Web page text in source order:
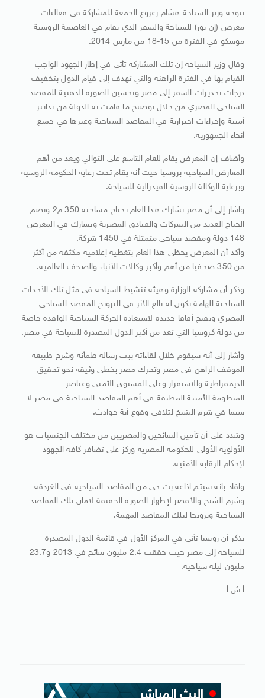
يتوجه وزير السياحة هشام زعزوع الجمعة للمشاركة في فعاليات
معرض (إن تور) للسياحة والسفر الذي يقام في العاصمة الروسية
موسكو في الفترة من 15-18 من مارس 2014.
وقال وزير السياحة إن تلك المشاركة تأتى في إطار الجهود الواجب
القيام بها في الفترة الراهنة والتي تهدف إلى قيام الدول بتخفيف
درجات تحذيرات السفر إلى مصر وتحسين الصورة الذهنية للمقصد
السياحي المصري من خلال توضيح ما قامت به الدولة من تدابير
أمنية وإجراءات احترازية في المقاصد السياحية وغيرها في جميع
أنحاء الجمهورية.
وأضاف إن المعرض يقام للعام التاسع على التوالي ويعد من أهم
المعارض السياحية بروسيا حيث أنه يقام تحت رعاية الحكومة الروسية
وبرعاية الوكالة الروسية الفيدرالية للسياحة.
واشار إلى أن مصر تشارك هذا العام بجناح مساحته 350 م2 ويضم
الجناح العديد من الشركات والفنادق المصرية ويشارك في المعرض
148 دولة ومقصد سياحى متمثلة في 1450 شركة.
وأكد أن المعرض يحظى هذا العام بتغطية إعلامية مكثفة من أكثر
من 350 صحفيا من أهم وأكبر وكالات الأنباء والصحف العالمية.
وذكر أن مشاركة الوزارة وهيئة تنشيط السياحة في مثل تلك الأحداث
السياحية الهامة يكون له بالغ الأثر في الترويج للمقصد السياحي
المصري ويفتح أفاقا جديدة لاستعادة الحركة السياحية الوافدة خاصة
من دولة كروسيا التي تعد من أكبر الدول المصدرة للسياحة في مصر.
وأشار إلى أنه سيقوم خلال لقاءاته ببث رسالة طمأنة وشرح طبيعة
الموقف الراهن فى مصر وتحرك مصر بخطى وثيقة نحو تحقيق
الديمقراطية والاستقرار وعلى المستوى الأمنى وعناصر
المنظومة الأمنية المطبقة في أهم المقاصد السياحية فى مصر لا
سيما في شرم الشيخ لتلافى وقوع أية حوادث.
وشدد على أن تأمين السائحين والمصريين من مختلف الجنسيات هو
الأولوية الأولى للحكومة المصرية وركز على تضافر كافة الجهود
لإحكام الرقابة الأمنية.
وافاد بانه سيتم اذاعة بث حى من المقاصد السياحية في الغردقة
وشرم الشيخ والأقصر لإظهار الصورة الحقيقة لامان تلك المقاصد
السياحية وترويجا لتلك المقاصد المهمة.
يذكر أن روسيا تأتى في المركز الأول في قائمة الدول المصدرة
للسياحة إلى مصر حيث حققت 2.4 مليون سائح في 2013 و23.7
مليون ليلة سياحية.
أ ش أ